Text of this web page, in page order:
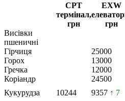
CPT
термінал,
грн
EXW
грн
Висівки
пшеничні
Гірчиця
25000
Горох
13000
Гречка
12000
Коріандр
24500
Кукурудза
10244 9357 ↑ 7